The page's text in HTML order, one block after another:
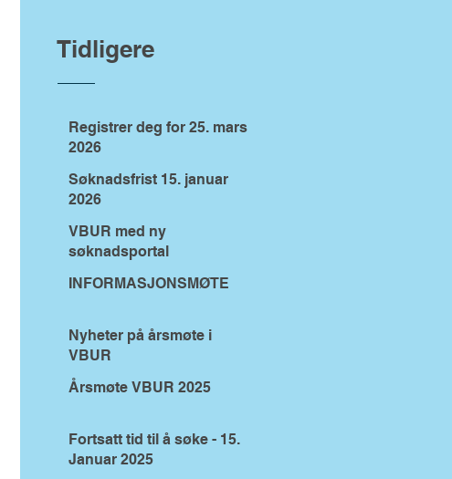
Tidligere
Registrer deg for 25. mars
2026
Søknadsfrist 15. januar
2026
VBUR med ny
søknadsportal
INFORMASJONSMØTE
Nyheter på årsmøte i
VBUR
Årsmøte VBUR 2025
Fortsatt tid til å søke - 15.
Januar 2025